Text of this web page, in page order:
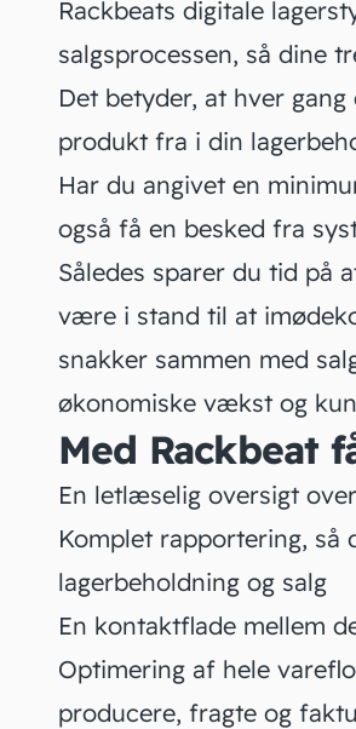
Rackbeats digitale
salgsprocessen, så dine
Det betyder, at hver
produkt fra i din
Har du angivet en
også få en besked fra
Således sparer du tid på
være i stand til at
snakker sammen med
økonomiske vækst og
Med Rackbeat
En letlæselig oversigt
Komplet rapportering,
lagerbeholdning og salg
En kontaktflade mellem
Optimering af hele
producere, fragte og